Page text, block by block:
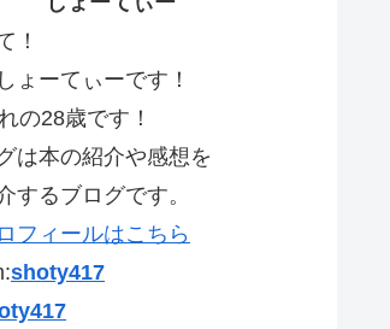
！
ょーてぃーです！
の28歳です！
は本の紹介や感想を
するブログです。
フィールはこちら
shoty417